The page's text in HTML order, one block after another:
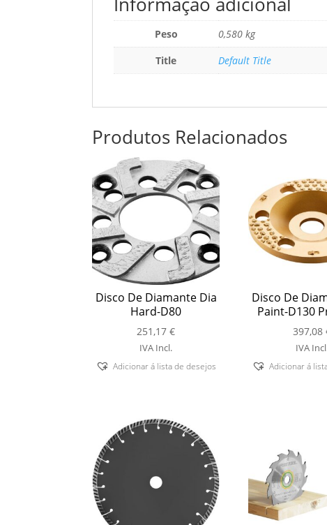
Peso
0,580 kg
Title
Default Title
Produtos Relacionados
Disco De Diamante Dia
Hard-D80
251,17€
IVA Incl.
Adicionar á lista de desejos
Disco De
Paint-D130
397,08
IVA
Adicionar á